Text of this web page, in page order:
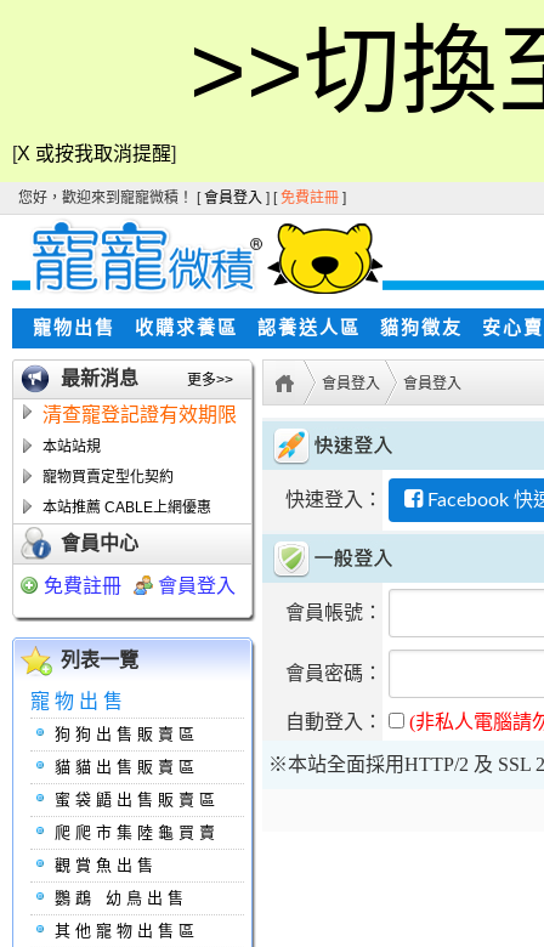
>>切換
[X 或按我取消提醒]
您好，歡迎來到寵寵微積！ [會員登入 ] [免費註冊 ]
寵物出售 收購求養區 認養送人區 貓狗徵友 安心
最新消息 更多>>
清查寵登記證有效期限
本站站規
寵物買賣定型化契約
本站推薦 CABLE上網優惠
會員中心
免費註冊 會員登入
列表一覽
寵物出售
狗狗出售販賣區
貓貓出售販賣區
蜜袋鼯出售販賣區
爬爬市集陸龜買賣
觀賞魚出售
鸚鵡 幼鳥出售
其他寵物出售區
會員登入 會員登入
快速登入： Facebook 快
會員帳號：
會員密碼：
自動登入： (非私人電腦請
※本站全面採用HTTP/2 及 SSL